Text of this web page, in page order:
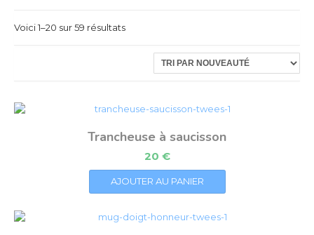
Voici 1–20 sur 59 résultats
Trancheuse à saucisson
20 €
AJOUTER AU PANIER